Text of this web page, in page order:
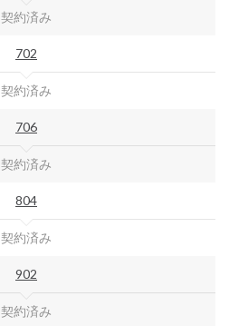
契約済み
702
契約済み
706
契約済み
804
契約済み
902
契約済み